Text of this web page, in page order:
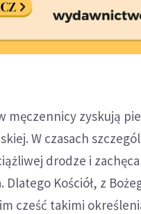
męczennicy zyskują
W czasach
drodze i
Dlatego Kościół, z
cześć takimi